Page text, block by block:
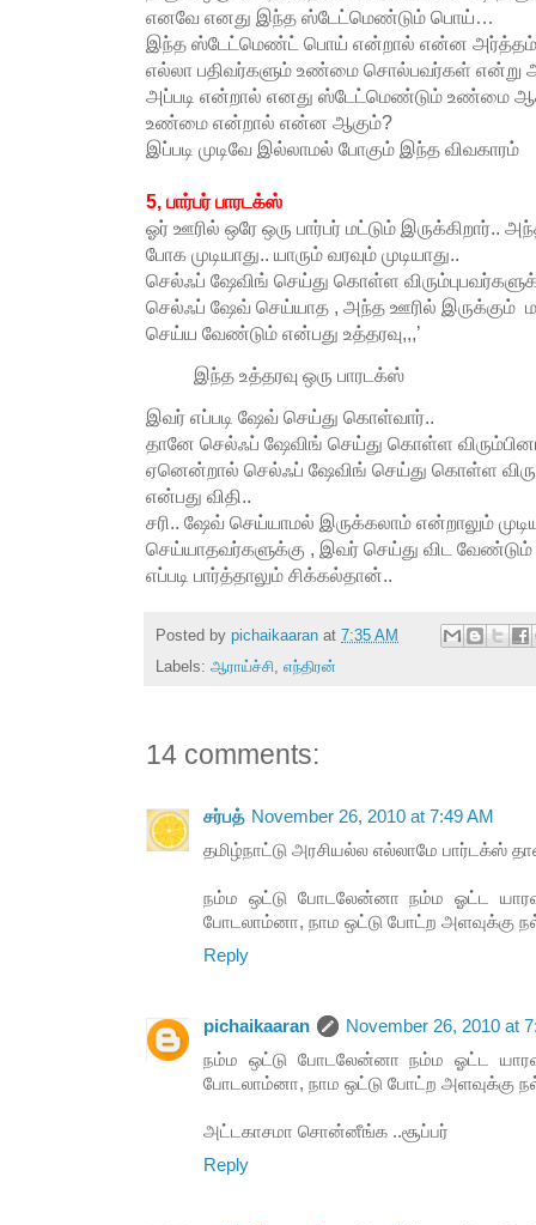
எனவே எனது இந்த ஸ்டேட்மெண்டும் பொய்…
இந்த ஸ்டேட்மெண்ட் பொய் என்றால் என்ன
எல்லா பதிவர்களும் உண்மை சொல்பவர்கள் என்று
அப்படி என்றால் எனது ஸ்டேட்மெண்டும் உண்மை
உண்மை என்றால் என்ன ஆகும்?
இப்படி முடிவே இல்லாமல் போகும் இந்த விவகாரம்
5, பார்பர் பாரடக்ஸ்
ஓர் ஊரில் ஒரே ஒரு பார்பர் மட்டும் இருக்கிறார்..
போக முடியாது.. யாரும் வரவும் முடியாது..
செல்ஃப் ஷேவிங் செய்து கொள்ள
செல்ஃப் ஷேவ் செய்யாத , அந்த ஊரில் இருக்கும்
செய்ய வேண்டும் என்பது உத்தரவு,,,’
இந்த உத்தரவு ஒரு பாரடக்ஸ்
இவர் எப்படி ஷேவ் செய்து கொள்வார்..
தானே செல்ஃப் ஷேவிங் செய்து கொள்ள
ஏனென்றால் செல்ஃப் ஷேவிங் செய்து கொள்ள
என்பது விதி..
சரி.. ஷேவ் செய்யாமல் இருக்கலாம் என்றாலும்
செய்யாதவர்களுக்கு , இவர் செய்து விட வேண்டும்
எப்படி பார்த்தாலும் சிக்கல்தான்..
Posted by pichaikaaran at 7:35 AM
Labels: ஆராய்ச்சி, எந்திரன்
14 comments:
சர்பத் November 26, 2010 at 7:49 AM
தமிழ்நாட்டு அரசியல்ல எல்லாமே பார்டக்ஸ்
நம்ம ஒட்டு போடலேன்னா நம்ம ஓட்ட
போடலாம்னா, நாம ஒட்டு போட்ற அளவுக்கு
Reply
pichaikaaran
November 26, 2010 at
நம்ம ஒட்டு போடலேன்னா நம்ம ஓட்ட
போடலாம்னா, நாம ஒட்டு போட்ற அளவுக்கு
அட்டகாசமா சொன்னீங்க ..சூப்பர்
Reply